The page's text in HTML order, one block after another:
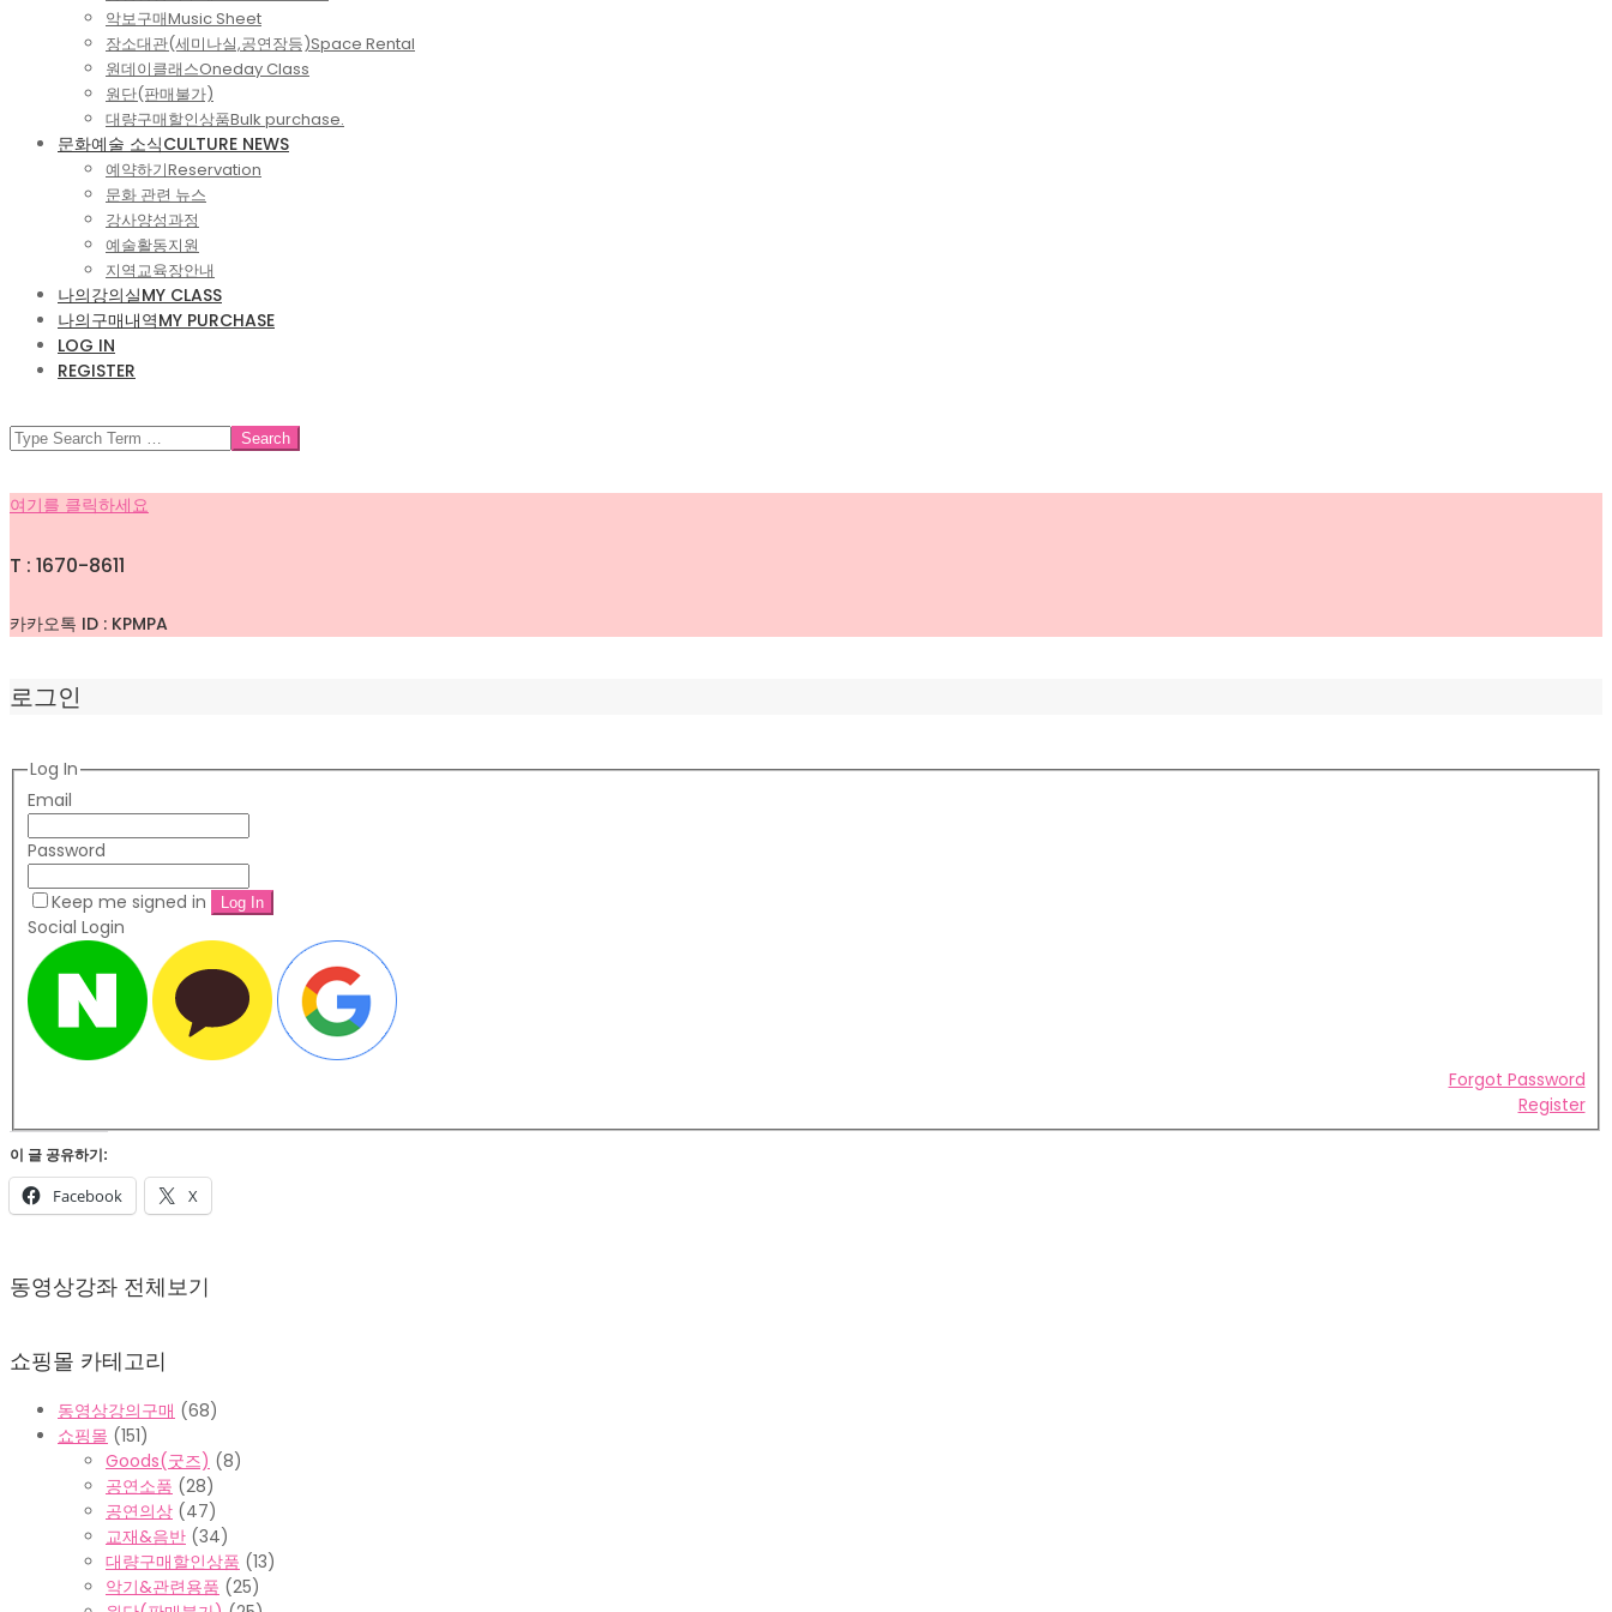
악보구매Music Sheet
장소대관(세미나실,공연장등)Space Rental
원데이클래스Oneday Class
원단(판매불가)
대량구매할인상품Bulk purchase.
문화예술 소식CULTURE NEWS
예약하기Reservation
문화 관련 뉴스
강사양성과정
예술활동지원
지역교육장안내
나의강의실MY CLASS
나의구매내역MY PURCHASE
LOG IN
REGISTER
SEARCH
여기를 클릭하세요
T : 1670-8611
카카오톡 ID : KPMPA
로그인
Log In
Email
Password
Keep me signed in
Social Login
Forgot Password
Register
이 글 공유하기:
Facebook X
02-
동영상강좌 전체보기
쇼핑몰 카테고리
동영상강의구매 (68)
쇼핑몰 (151)
Goods(굿즈) (8)
공연소품 (28)
공연의상 (47)
교재&음반 (34)
대량구매할인상품 (13)
악기&관련용품 (25)